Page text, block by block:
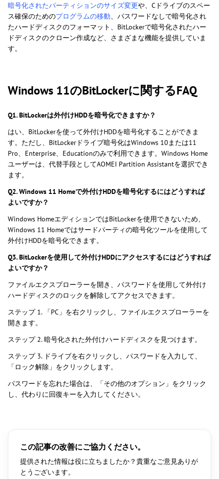
暗号化されたパーティションのサイズ変更や、Cドライブのスペー
ス確保のためのプログラムの移動、パスワードなしで暗号化され
たハードディスクのフォーマット、BitLockerで暗号化されたハー
ドディスクのクローン作成など、さまざまな機能を提供していま
す。
Windows 11のBitLockerに関するFAQ
Q1. BitLockerは外付けHDDを暗号化できますか？
はい、BitLockerを使って外付けHDDを暗号化することができま
す。ただし、BitLockerドライブ暗号化はWindows 10または11
Pro、Enterprise、Educationのみで利用できます。Windows Home
ユーザーは、代替手段としてAOMEI Partition Assistantを選択でき
ます。
Q2. Windows 11 Homeで外付けHDDを暗号化するにはどうすれば
よいですか？
Windows HomeエディションではBitLockerを使用できないため、
Windows 11 Homeではサードパーティの暗号化ツールを使用して
外付けHDDを暗号化できます。
Q3. BitLockerを使用して外付けHDDにアクセスするにはどうすれば
よいですか？
ファイルエクスプローラーを開き、パスワードを使用して外付け
ハードディスクのロックを解除してアクセスできます。
ステップ 1. 「PC」を右クリックし、ファイルエクスプローラーを
開きます。
ステップ 2. 暗号化された外付けハードディスクを見つけます。
ステップ 3. ドライブを右クリックし、パスワードを入力して、
「ロック解除」をクリックします。
パスワードを忘れた場合は、「その他のオプション」をクリック
し、代わりに回復キーを入力してください。
この記事の改善にご協力ください。
提供された情報は役に立ちましたか？貴重なご意見ありが
とうございます。